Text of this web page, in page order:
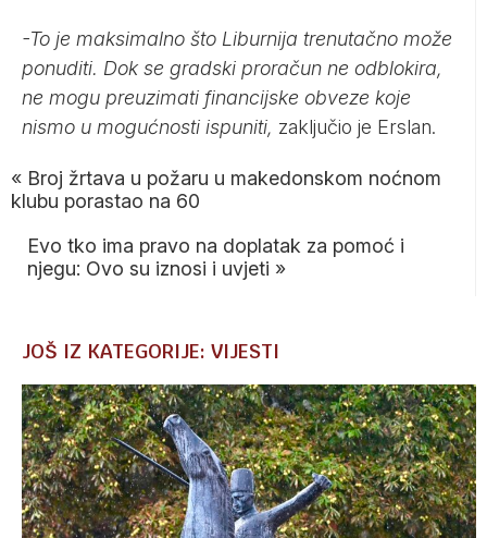
-To je maksimalno što Liburnija trenutačno može
ponuditi. Dok se gradski proračun ne odblokira,
ne mogu preuzimati financijske obveze koje
nismo u mogućnosti ispuniti, zaključio je Erslan.
« Broj žrtava u požaru u makedonskom noćnom
klubu porastao na 60
Evo tko ima pravo na doplatak za pomoć i
njegu: Ovo su iznosi i uvjeti »
JOŠ IZ KATEGORIJE: VIJESTI